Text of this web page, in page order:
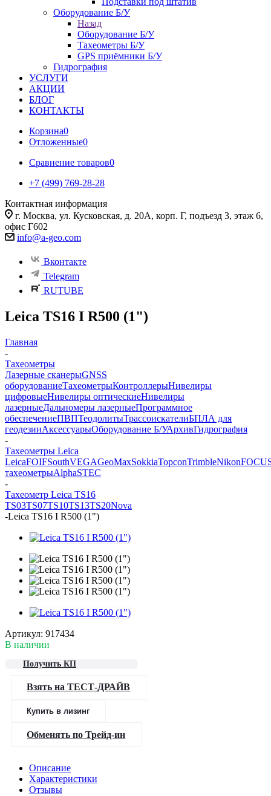
Оборудование Б/У
Назад
Оборудование Б/У
Тахеометры Б/У
GPS приёмники Б/У
Гидрография
УСЛУГИ
АКЦИИ
БЛОГ
КОНТАКТЫ
Корзина0
Отложенные0
Сравнение товаров0
+7 (499) 769-28-28
Контактная информация
г. Москва, ул. Кусковская, д. 20А, корп. Г, подъезд 3, этаж 6,
офис Г602
info@a-geo.com
Вконтакте
Telegram
RUTUBE
Leica TS16 I R500 (1")
Главная
-
Тахеометры
Лазерные сканерыGNSS
оборудованиеТахеометрыКонтроллерыНивелиры
цифровыеНивелиры оптическиеНивелиры
лазерныеДальномеры лазерныеПрограммное
обеспечениеПВПТеодолитыТрассоискателиБПЛА для
геодезииАксессуарыОборудование Б/УАрхивГидрография
-
Тахеометры Leica
LeicaFOIFSouthVEGAGeoMaxSokkiaTopconTrimbleNikon
тахеометрыAlphaSTEC
-
Тахеометр Leica TS16
TS03TS07TS10TS13TS20Nova
-Leica TS16 I R500 (1")
Артикул: 917434
В наличии
Получить КП
Взять на ТЕСТ-ДРАЙВ
Купить в лизинг
Обменять по Трейд-ин
Описание
Характеристики
Отзывы